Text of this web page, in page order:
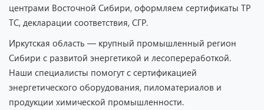
центрами Восточной Сибири, оформляем сертификаты ТР
ТС, декларации соответствия, СГР.
Иркутская область — крупный промышленный регион
Сибири с развитой энергетикой и лесопереработкой.
Наши специалисты помогут с сертификацией
энергетического оборудования, пиломатериалов и
продукции химической промышленности.